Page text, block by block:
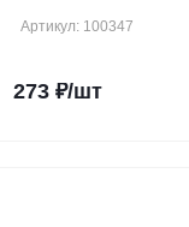
Артикул: 100347
273₽/шт